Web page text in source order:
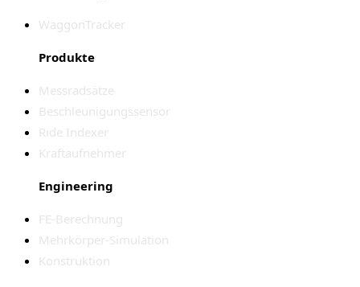
WaggonTracker
Produkte
Messradsätze
Beschleunigungssensor
Ride Indexer
Kraftaufnehmer
Engineering
FE-Berechnung
Mehrkörper-Simulation
Konstruktion